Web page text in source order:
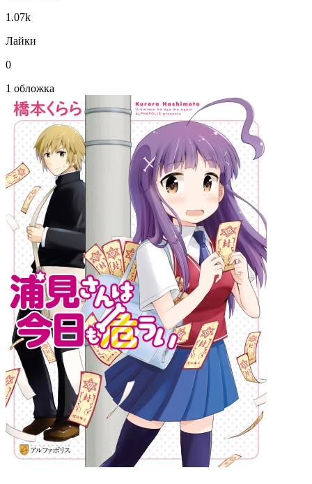
1.07k
Лайки
0
1 обложка